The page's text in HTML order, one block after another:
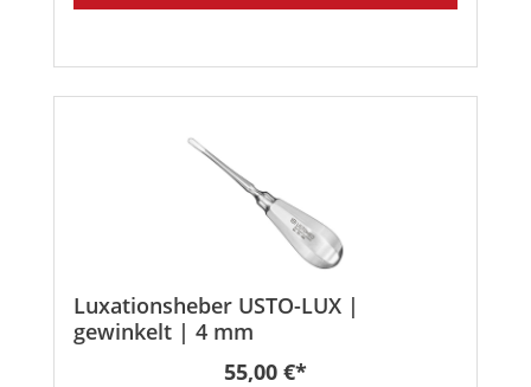
Luxationsheber USTO-LUX |
gewinkelt | 4 mm
Regulärer Preis:
55,00 €*